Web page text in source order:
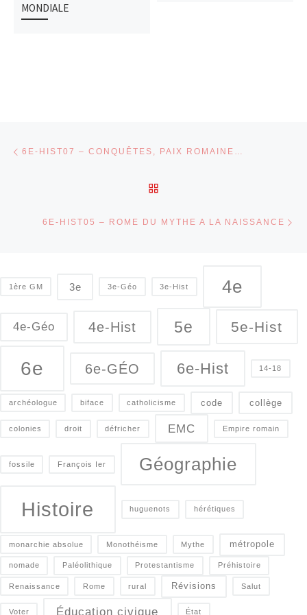
MONDIALE
6E-HIST07 – CONQUÊTES, PAIX ROMAINE…
6E-HIST05 – ROME DU MYTHE A LA NAISSANCE
1ère GM 3e 3e-Géo 3e-Hist 4e
4e-Géo 4e-Hist 5e 5e-Hist
6e 6e-GÉO 6e-Hist 14-18
archéologue biface catholicisme code collège
colonies droit défricher EMC Empire romain
fossile François Ier Géographie
Histoire huguenots hérétiques
monarchie absolue Monothéisme Mythe métropole
nomade Paléolithique Protestantisme Préhistoire
Renaissance Rome rural Révisions Salut
Voter Éducation civique État